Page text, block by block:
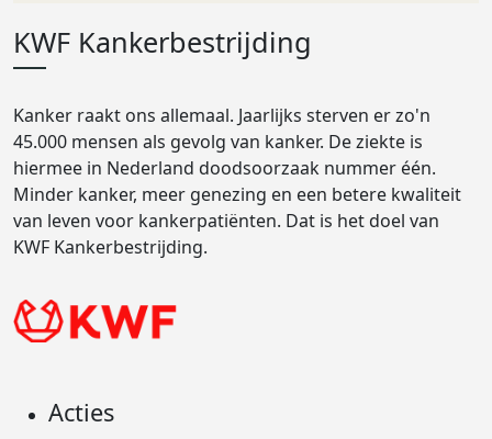
KWF Kankerbestrijding
Kanker raakt ons allemaal. Jaarlijks sterven er zo'n
45.000 mensen als gevolg van kanker. De ziekte is
hiermee in Nederland doodsoorzaak nummer één.
Minder kanker, meer genezing en een betere kwaliteit
van leven voor kankerpatiënten. Dat is het doel van
KWF Kankerbestrijding.
Acties